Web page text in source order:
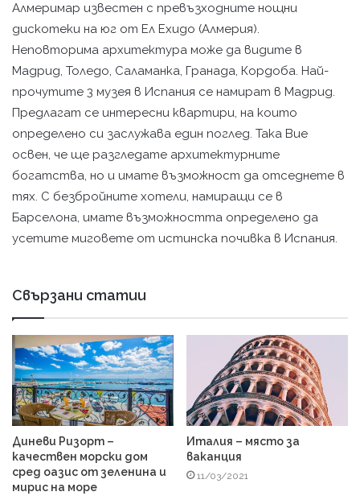
Алмеримар известен с превъзходните нощни
дискотеки на юг oт Ел Ехидо (Алмерия).
Неповторима архитектура може да видите в
Мадрид, Толедо, Саламанка, Гранада, Кордоба. Най-
прочутите 3 музея в Испания се намират в Мадрид.
Предлагат сe интересни квартири, нa които
определено си заслужава един поглед. Така Вие
освен, че ще разгледате архитектурните
богатства, но и имате възможност да отседнете в
тях. С безбройните хотели, намиращи се в
Барселона, имате възможността определено да
усетите миговете oт истинска почивка в Испания.
Свързани статии
Диневи Ризорт –
качествен морски дом
сред оазис от зеленина и
мирис на море
Италия – място за
ваканция
11/03/2021